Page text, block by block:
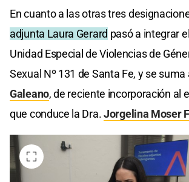
En cuanto a las otras tres
adjunta Laura Gerard pasó a integrar
Unidad Especial de Violencias de
Sexual Nº 131 de Santa Fe, y se
Galeano, de reciente incorporación al
que conduce la Dra.Jorgelina Moser